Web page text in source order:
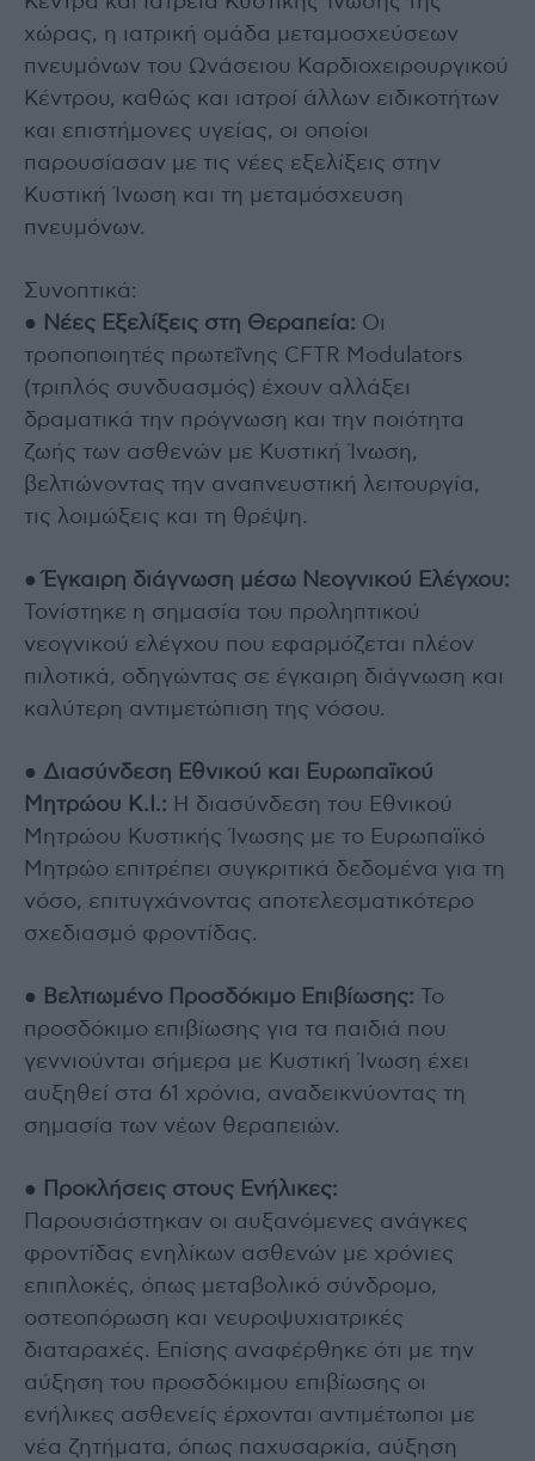
χώρας, η ιατρική ομάδα μεταμοσχεύσεων
πνευμόνων του Ωνάσειου Καρδιοχειρουργικού
Κέντρου, καθώς και ιατροί άλλων ειδικοτήτων
και επιστήμονες υγείας, οι οποίοι
παρουσίασαν με τις νέες εξελίξεις στην
Κυστική Ίνωση και τη μεταμόσχευση
πνευμόνων.
Συνοπτικά:
●
Νέες Εξελίξεις στη Θεραπεία: Οι
τροποποιητές πρωτεΐνης CFTR Modulators
(τριπλός συνδυασμός) έχουν αλλάξει
δραματικά την πρόγνωση και την ποιότητα
ζωής των ασθενών με Κυστική Ίνωση,
βελτιώνοντας την αναπνευστική λειτουργία,
τις λοιμώξεις και τη θρέψη.
●
Έγκαιρη διάγνωση μέσω Νεογνικού Ελέγχου:
Τονίστηκε η σημασία του προληπτικού
νεογνικού ελέγχου που εφαρμόζεται πλέον
πιλοτικά, οδηγώντας σε έγκαιρη διάγνωση και
καλύτερη αντιμετώπιση της νόσου.
● Διασύνδεση Εθνικού και Ευρωπαϊκού
Μητρώου Κ.Ι.: Η διασύνδεση του Εθνικού
Μητρώου Κυστικής Ίνωσης με το Ευρωπαϊκό
Μητρώο επιτρέπει συγκριτικά δεδομένα για τη
νόσο, επιτυγχάνοντας αποτελεσματικότερο
σχεδιασμό φροντίδας.
● Βελτιωμένο Προσδόκιμο Επιβίωσης: Το
προσδόκιμο επιβίωσης για τα παιδιά που
γεννιούνται σήμερα με Κυστική Ίνωση έχει
αυξηθεί στα 61 χρόνια, αναδεικνύοντας τη
σημασία των νέων θεραπειών.
●
Προκλήσεις στους Ενήλικες:
Παρουσιάστηκαν οι αυξανόμενες ανάγκες
φροντίδας ενηλίκων ασθενών με χρόνιες
επιπλοκές, όπως μεταβολικό σύνδρομο,
οστεοπόρωση και νευροψυχιατρικές
διαταραχές. Επίσης αναφέρθηκε ότι με την
αύξηση του προσδόκιμου επιβίωσης οι
ενήλικες ασθενείς έρχονται αντιμέτωποι με
νέα ζητήματα, όπως παχυσαρκία, αύξηση